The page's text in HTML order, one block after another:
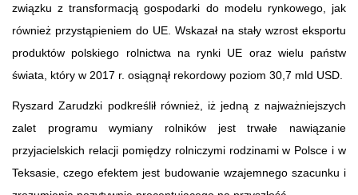
związku z transformacją gospodarki do modelu rynkowego, jak
również przystąpieniem do UE. Wskazał na stały wzrost eksportu
produktów polskiego rolnictwa na rynki UE oraz wielu państw
świata, który w 2017 r. osiągnął rekordowy poziom 30,7 mld USD.
Ryszard Zarudzki podkreślił również, iż jedną z najważniejszych
zalet programu wymiany rolników jest trwałe nawiązanie
przyjacielskich relacji pomiędzy rolniczymi rodzinami w Polsce i w
Teksasie, czego efektem jest budowanie wzajemnego szacunku i